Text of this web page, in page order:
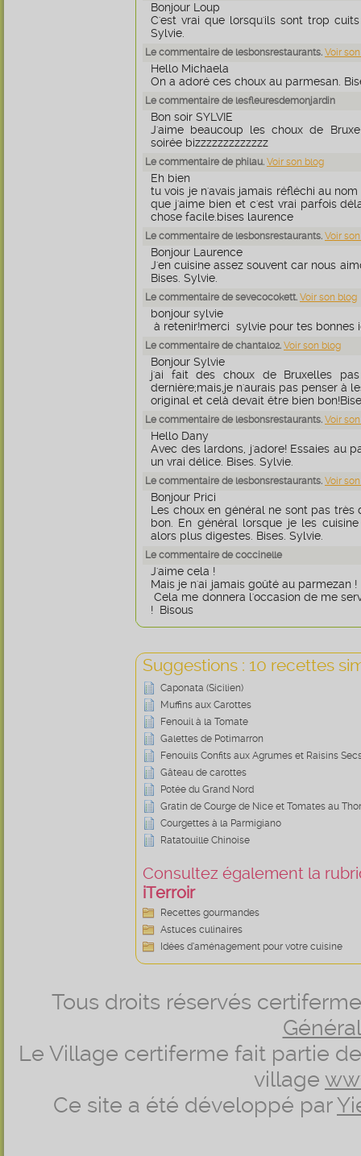
Bonjour Loup
C'est vrai que lorsqu'ils sont trop
Sylvie.
Le commentaire de lesbonsrestaurants. Voir
Hello Michaela
On a adoré ces choux au parmesan.
Le commentaire de lesfleuresdemonjardin
Bon soir SYLVIE
J'aime beaucoup les choux de
soirée bizzzzzzzzzzzzz
Le commentaire de philau. Voir son blog
Eh bien
tu vois je n'avais jamais réfléchi au
que j'aime bien et c'est vrai parfois
chose facile.bises laurence
Le commentaire de lesbonsrestaurants. Voir
Bonjour Laurence
J'en cuisine assez souvent car nous
Bises. Sylvie.
Le commentaire de sevecocokett. Voir son blog
bonjour sylvie
à retenir!merci sylvie pour tes bonnes
Le commentaire de chantal02. Voir son blog
Bonjour Sylvie
j'ai fait des choux de Bruxelles
dernière;mais,je n'aurais pas penser à
original et celà devait être bien
Le commentaire de lesbonsrestaurants. Voir
Hello Dany
Avec des lardons, j'adore! Essaies au
un vrai délice. Bises. Sylvie.
Le commentaire de lesbonsrestaurants. Voir
Bonjour Prici
Les choux en général ne sont pas
bon. En général lorsque je les
alors plus digestes. Bises. Sylvie.
Le commentaire de coccinelle
J'aime cela !
Mais je n'ai jamais goûté au parmezan
Cela me donnera l'occasion de me
! Bisous
Suggestions : 10 recettes
Caponata (Sicilien)
Muffins aux Carottes
Fenouil à la Tomate
Galettes de Potimarron
Fenouils Confits aux Agrumes et Raisins
Gâteau de carottes
Potée du Grand Nord
Gratin de Courge de Nice et Tomates au
Courgettes à la Parmigiano
Ratatouille Chinoise
Consultez également la
iTerroir
Recettes gourmandes
Astuces culinaires
Idées d’aménagement pour votre cuisine
Tous droits réservés
Le Village certiferme fait partie
village
Ce site a été développé par